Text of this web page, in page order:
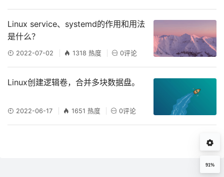
Linux service、systemd的作用和用法
是什么？
2022-07-02 1318 热度 0评论
Linux创建逻辑卷，合并多块数据盘。
2022-06-17 1651 热度 0评论
91%